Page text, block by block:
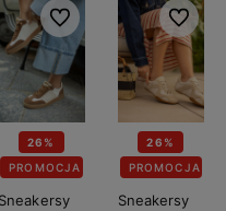
26%
PROMOCJA
Sneakersy
Do ulubionych
26%
PROMOCJA
Sneakersy
Do